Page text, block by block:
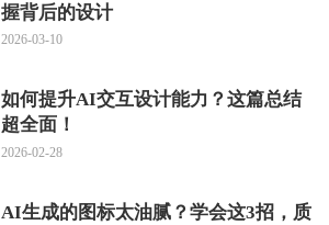
握背后的设计
2026-03-10
如何提升AI交互设计能力？这篇总结
超全面！
2026-02-28
AI生成的图标太油腻？学会这3招，质